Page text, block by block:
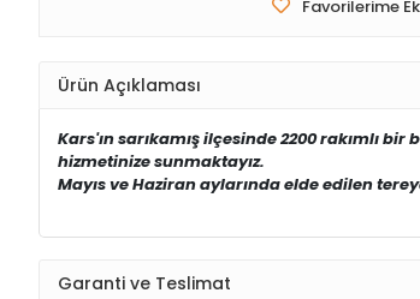
Favorilerime
Ürün Açıklaması
Kars'ın sarıkamış ilçesinde 2200 rakımlı
hizmetinize sunmaktayız.
Mayıs ve Haziran aylarında elde edilen
Garanti ve Teslimat